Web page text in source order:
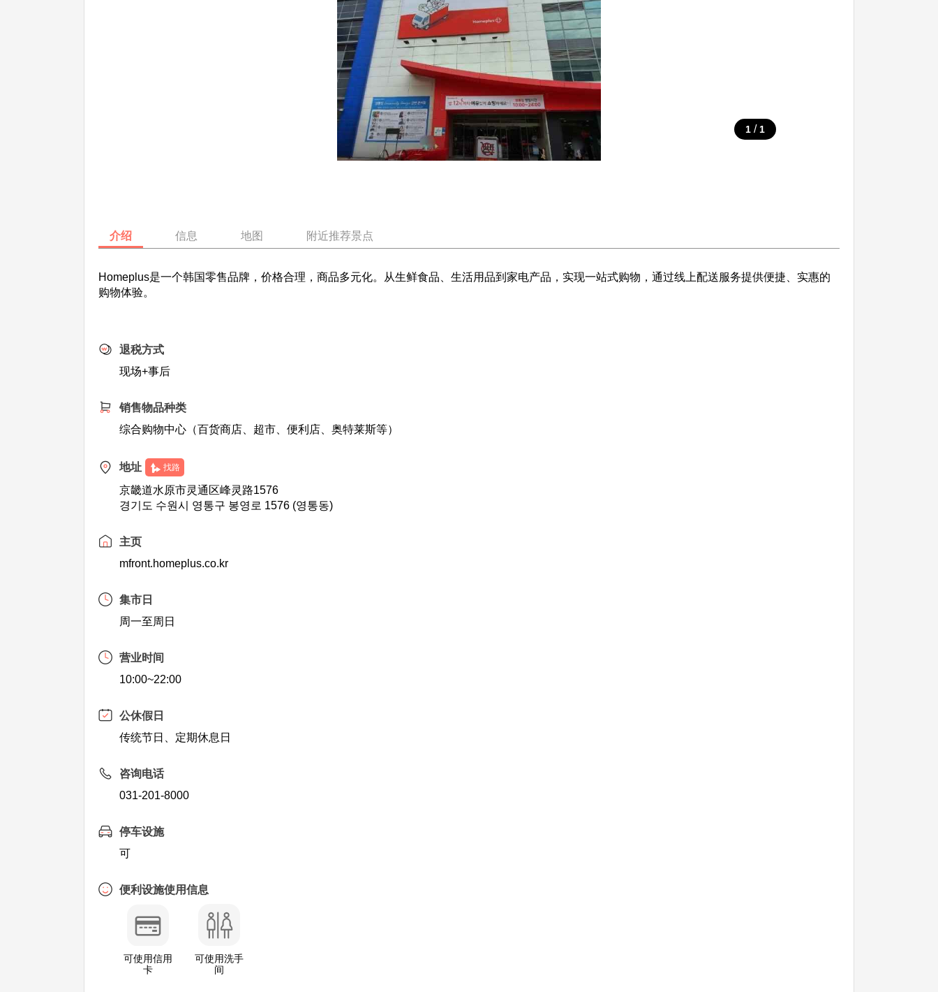
1 / 1
介绍 信息 地图 附近推荐景点
Homeplus是一个韩国零售品牌，价格合理，商品多元化。从生鲜食品、生活用品到家电产品，实现一站式购物，通过线上配送服务提供便捷、实惠的
购物体验。
退税方式
现场+事后
销售物品种类
综合购物中心（百货商店、超市、便利店、奥特莱斯等）
地址 找路
京畿道水原市灵通区峰灵路1576
경기도 수원시 영통구 봉영로 1576 (영통동)
主页
mfront.homeplus.co.kr
集市日
周一至周日
营业时间
10:00~22:00
公休假日
传统节日、定期休息日
咨询电话
031-201-8000
停车设施
可
便利设施使用信息
可使用信用
卡
可使用洗手
间